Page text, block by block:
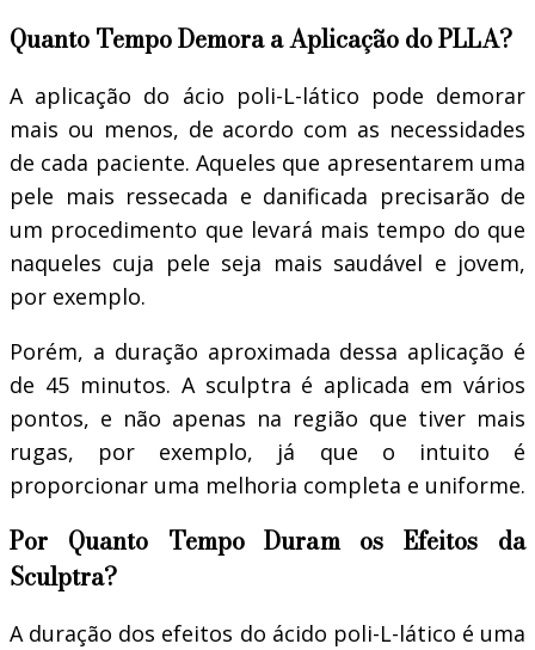
Quanto Tempo Demora a Aplicação do PLLA?
A aplicação do ácio poli-L-lático pode demorar
mais ou menos, de acordo com as necessidades
de cada paciente. Aqueles que apresentarem uma
pele mais ressecada e danificada precisarão de
um procedimento que levará mais tempo do que
naqueles cuja pele seja mais saudável e jovem,
por exemplo.
Porém, a duração aproximada dessa aplicação é
de 45 minutos. A sculptra é aplicada em vários
pontos, e não apenas na região que tiver mais
rugas, por exemplo, já que o intuito é
proporcionar uma melhoria completa e uniforme.
Por Quanto Tempo Duram os Efeitos da
Sculptra?
A duração dos efeitos do ácido poli-L-lático é uma